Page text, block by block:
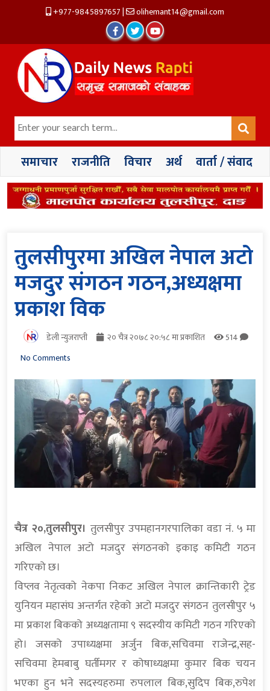
+977-9845897657| olihemant14@gmail.com
समाचार राजनीति विचार अर्थ वार्ता / संवाद
तुलसीपुरमा अखिल नेपाल अटो
मजदुर संगठन गठन,अध्यक्षमा
प्रकाश विक
डेली न्युजराप्ती २० चैत्र २०७८ २०:५८ मा प्रकाशित
514
No Comments
चैत्र २०,तुलसीपुर। तुलसीपुर उपमहानगरपालिका वडा नं. ५ मा
अखिल नेपाल अटो मजदुर संगठनको इकाइ कमिटी गठन
गरिएको छ।
विप्लव नेतृत्वको नेकपा निकट अखिल नेपाल क्रान्तिकारी ट्रेड
युनियन महासंघ अन्तर्गत रहेको अटो मजदुर संगठन तुलसीपुर ५
मा प्रकाश बिकको अध्यक्षतामा ९ सदस्यीय कमिटी गठन गरिएको
हो। जसको उपाध्यक्षमा अर्जुन बिक,सचिवमा राजेन्द्र,सह-
सचिवमा हेमबाबु घर्तीमगर र कोषाध्यक्षमा कुमार बिक चयन
भएका हुन भने सदस्यहरुमा रुपलाल बिक,सुदिप बिक,रुपेश